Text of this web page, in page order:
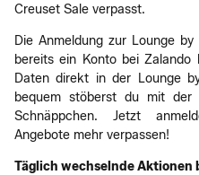
Creuset Sale verpasst.
Die Anmeldung zur Lounge
bereits ein Konto bei
Daten direkt in der Lounge
bequem stöberst du mit
Schnäppchen. Jetzt
Angebote mehr verpassen!
Täglich wechselnde Aktionen